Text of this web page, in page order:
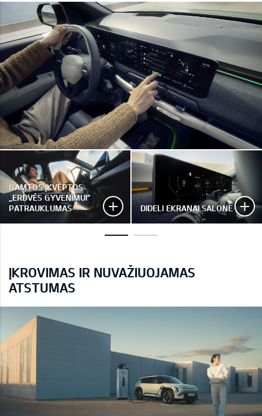
GAMTOS ĮKVĖPTOS
„ERDVĖS GYVENIMUI“
PATRAUKLUMAS
DIDELI EKRANAI SALONE
ĮKROVIMAS IR NUVAŽIUOJAMAS
ATSTUMAS